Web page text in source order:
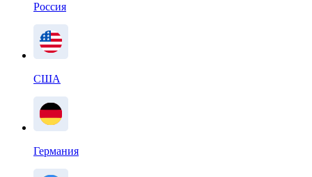
Россия
США
Германия